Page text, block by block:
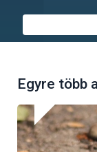
Egyre több